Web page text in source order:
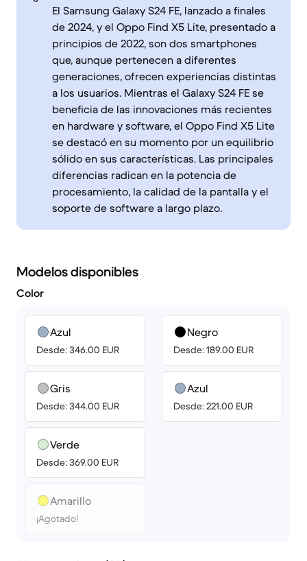
El Samsung Galaxy S24 FE, lanzado a finales
de 2024, y el Oppo Find X5 Lite, presentado a
principios de 2022, son dos smartphones
que, aunque pertenecen a diferentes
generaciones, ofrecen experiencias distintas
a los usuarios. Mientras el Galaxy S24 FE se
beneficia de las innovaciones más recientes
en hardware y software, el Oppo Find X5 Lite
se destacó en su momento por un equilibrio
sólido en sus características. Las principales
diferencias radican en la potencia de
procesamiento, la calidad de la pantalla y el
soporte de software a largo plazo.
Modelos disponibles
Color
Azul
Desde: 346.00 EUR
Gris
Desde: 344.00 EUR
Verde
Desde: 369.00 EUR
Amarillo
¡Agotado!
Negro
Desde: 189.00 EUR
Azul
Desde: 221.00 EUR